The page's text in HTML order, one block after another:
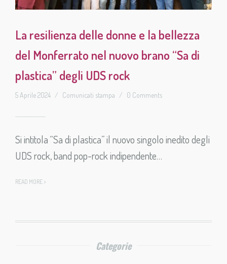
La resilienza delle donne e la bellezza
del Monferrato nel nuovo brano “Sa di
plastica” degli UDS rock
5 Aprile 2024 / Comunicati stampa / 0 Comments
Si intitola “Sa di plastica” il nuovo singolo inedito degli
UDS rock, band pop-rock indipendente…
READ MORE >
Categorie